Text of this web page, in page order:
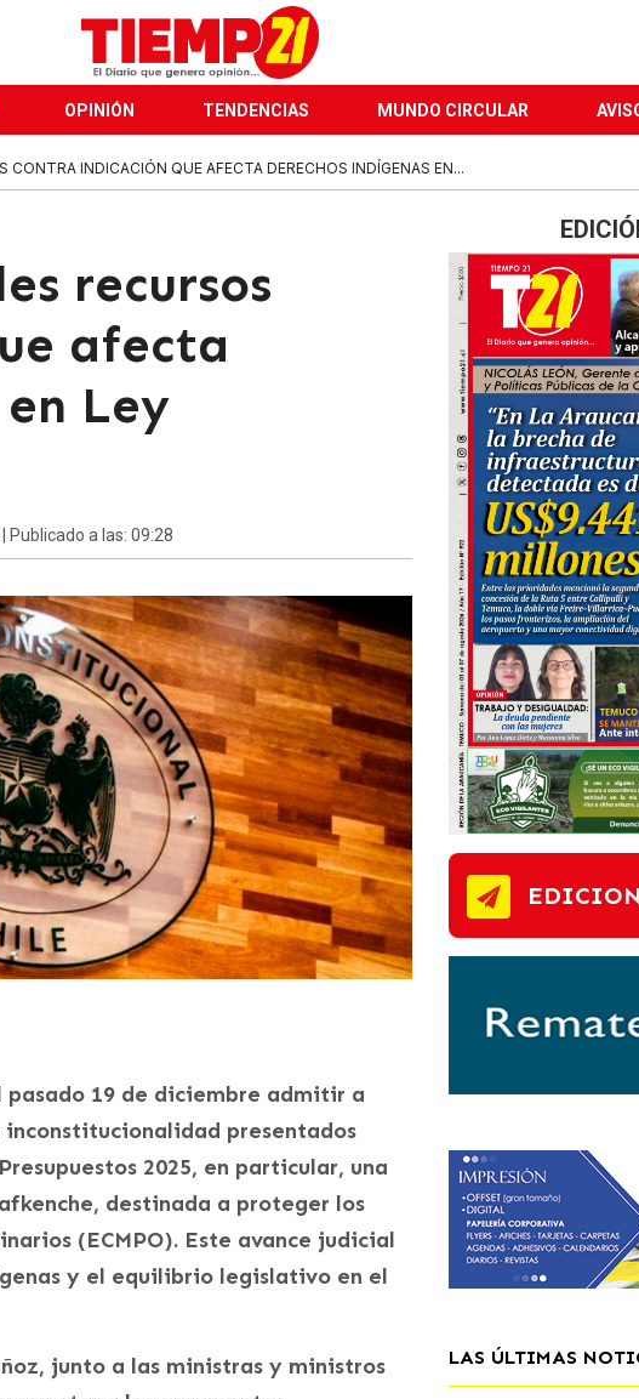
OPINIÓN TENDENCIAS MUNDO CIRCULAR
CONTRA INDICACIÓN QUE AFECTA DERECHOS INDÍGENAS EN...
recursos
afecta
Ley
| Publicado a las: 09:28
19 de diciembre admitir a
presentados
2025, en particular, una
destinada a proteger los
(ECMPO). Este avance judicial
y el equilibrio legislativo en el
junto a las ministras y ministros
LAS ÚLTIMAS